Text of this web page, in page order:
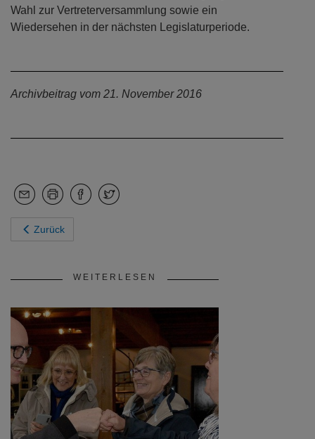
Wahl zur Vertreterversammlung sowie ein
Wiedersehen in der nächsten Legislaturperiode.
Archivbeitrag vom 21. November 2016
Zurück
WEITERLESEN